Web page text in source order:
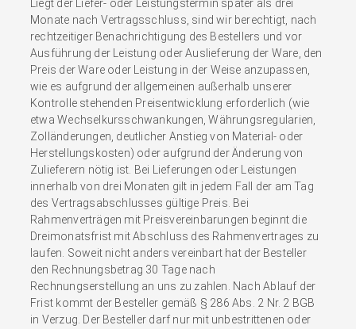
Liegt der Liefer- oder Leistungstermin später als drei
Monate nach Vertragsschluss, sind wir berechtigt, nach
rechtzeitiger Benachrichtigung des Bestellers und vor
Ausführung der Leistung oder Auslieferung der Ware, den
Preis der Ware oder Leistung in der Weise anzupassen,
wie es aufgrund der allgemeinen außerhalb unserer
Kontrolle stehenden Preisentwicklung erforderlich (wie
etwa Wechselkursschwankungen, Währungsregularien,
Zolländerungen, deutlicher Anstieg von Material- oder
Herstellungskosten) oder aufgrund der Änderung von
Zulieferern nötig ist. Bei Lieferungen oder Leistungen
innerhalb von drei Monaten gilt in jedem Fall der am Tag
des Vertragsabschlusses gültige Preis. Bei
Rahmenverträgen mit Preisvereinbarungen beginnt die
Dreimonatsfrist mit Abschluss des Rahmenvertrages zu
laufen. Soweit nicht anders vereinbart hat der Besteller
den Rechnungsbetrag 30 Tage nach
Rechnungserstellung an uns zu zahlen. Nach Ablauf der
Frist kommt der Besteller gemäß § 286 Abs. 2 Nr. 2 BGB
in Verzug. Der Besteller darf nur mit unbestrittenen oder